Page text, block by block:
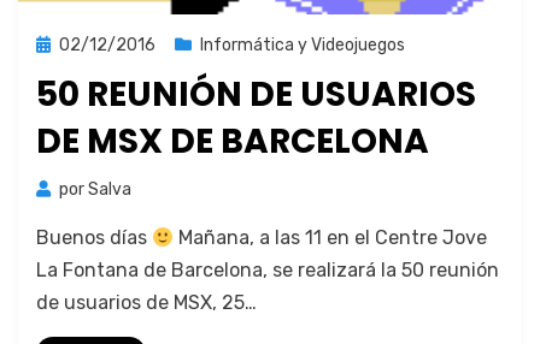
Publicada
02/12/2016 Informática y Videojuegos
50 REUNIÓN DE USUARIOS
DE MSX DE BARCELONA
porSalva
Buenos días
Mañana, a las 11 en el Cen­tre Jove
La Fontana de Barcelona, se realizará la 50 reunión
de usuar­ios de MSX, 25…